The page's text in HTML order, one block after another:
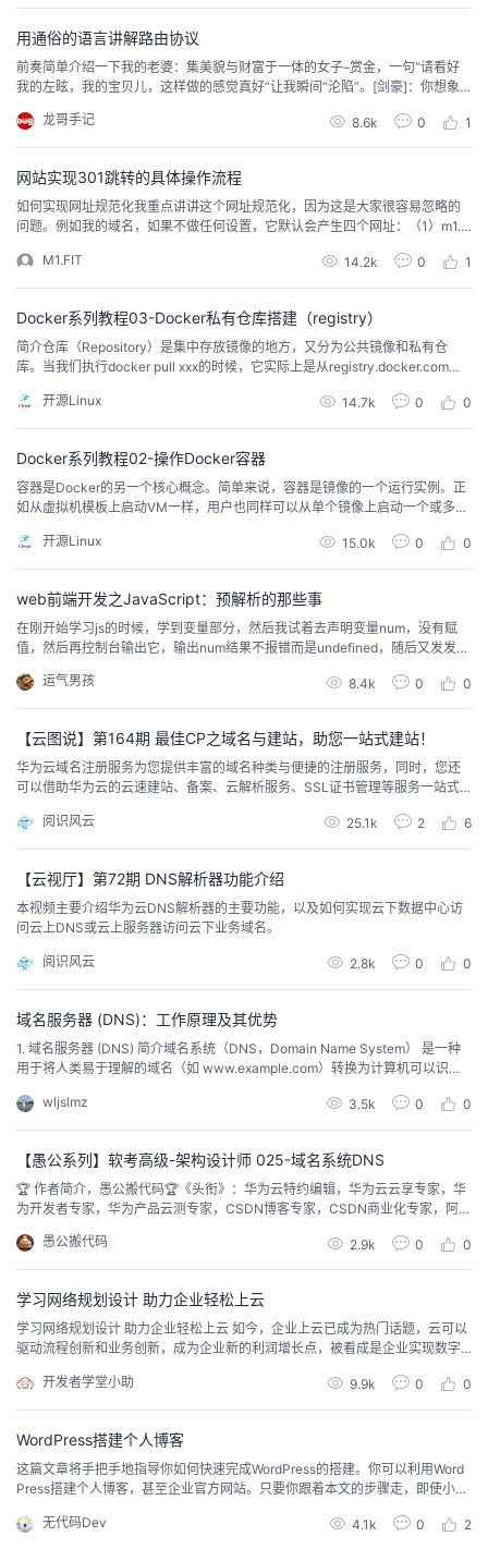
用通俗的语言讲解路由协议
前奏简单介绍一下我的老婆：集美貌与财富于一体的女子–赏金，一句“请看好
我的左眩，我的宝贝儿，这样做的感觉真好”让我瞬间“沦陷”。[剑豪]：你想象
表，发现如果有匹配的路由条目，就由查询结果把数据包转发出去，如果没有
呢它就放弃，过程叫做 IP路由。记住啊老婆。你像三层交换机啊，防火墙，负
龙哥手记 8.6k 0 1
网站实现301跳转的具体操作流程
如何实现网址规范化我重点讲讲这个网址规范化，因为这是大家很容易忽略的
问题。例如我的域名，如果不做任何设置，它默认会产生四个网址：（1）m1.fi
不做301重定向会导致：你站点主域名的pr值分散到其他几个URL了。先查询上
面4个网址的PR值，如果结果一致，说明网站没有...
M1.FIT 14.2k 0 1
Docker系列教程03-Docker私有仓库搭建（registry）
简介仓库（Repository）是集中存放镜像的地方，又分为公共镜像和私有仓
库。当我们执行docker pull xxx的时候，它实际上是从registry.docker.com这
可能把企业项目上传到公共仓库进行管理，所以为了更多管理镜像，Docker允
许我们搭建本地私有仓库。私有仓库最常用的就是registry、Ha...
开源Linux 14.7k 0 0
Docker系列教程02-操作Docker容器
容器是Docker的另一个核心概念。简单来说，容器是镜像的一个运行实例。正
如从虚拟机模板上启动VM一样，用户也同样可以从单个镜像上启动一个或多个
开源Linux
15.0k 0 0
web前端开发之JavaScript：预解析的那些事
在刚开始学习js的时候，学到变量部分，然后我试着去声明变量num，没有赋
值，然后再控制台输出它，输出num结果不报错而是undefined，随后又发发现
解析在作怪。 众所周知，JavaScript代码是由浏览器中的JavaScript解析器来
执行的，那么JavaScript 解析器在运行Jav...
运气男孩 8.4k 0 0
【云图说】第164期 最佳CP之域名与建站，助您一站式建站！
华为云域名注册服务为您提供丰富的域名种类与便捷的注册服务，同时，您还
可以借助华为云的云速建站、备案、云解析服务、SSL证书管理等服务一站式
阅识风云
25.1k 2 6
【云视厅】第72期 DNS解析器功能介绍
本视频主要介绍华为云DNS解析器的主要功能，以及如何实现云下数据中心访
问云上DNS或云上服务器访问云下业务域名。
阅识风云 2.8k 0 0
域名服务器 (DNS)：工作原理及其优势
1. 域名服务器 (DNS) 简介域名系统（DNS，Domain Name System） 是一种
用于将人类易于理解的域名（如 www.example.com）转换为计算机可以识别
户通过域名访问网站和其他网络资源，而无需记住复杂的数字 IP 地址。 2. DN
S 的工作原理DNS 的工作原理可以分为多个...
wljslmz 3.5k 0 0
【愚公系列】软考高级-架构设计师 025-域名系统DNS
🏆 作者简介，愚公搬代码🏆《头衔》：华为云特约编辑，华为云云享专家，华
为开发者专家，华为产品云测专家，CSDN博客专家，CSDN商业化专家，阿里
秀博主，亚马逊技领云博主，51CTO博客专家等。🏆《近期荣誉》：2022年度
博客之星TOP2，2023年度博客之星TOP2，2022年华为云十佳博主，2023年
愚公搬代码 2.9k 0 0
学习网络规划设计 助力企业轻松上云
学习网络规划设计 助力企业轻松上云 如今，企业上云已成为热门话题，云可以
驱动流程创新和业务创新，成为企业新的利润增长点，被看成是企业实现数字
数据库等资源构建隔离的、用户自主配置和管理的虚拟网络环境，提升用户云
上资源的安全性，简化用户的网络部署。如何更好地运用云上网络，保证其安
开发者学堂小助 9.9k 0 0
WordPress搭建个人博客
这篇文章将手把手地指导你如何快速完成WordPress的搭建。你可以利用Word
Press搭建个人博客，甚至企业官方网站。只要你跟着本文的步骤走，即使小白
析到vps；然后连接你的VPS，在vps上执行命令一键安装WordPress；再接下
无代码Dev 4.1k 0 2